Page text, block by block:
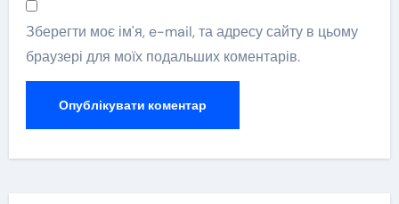
Зберегти моє ім'я, e-mail, та адресу сайту в цьому
браузері для моїх подальших коментарів.